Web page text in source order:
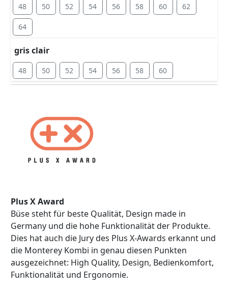
48 50 52 54 56 58 60 62
64
gris clair
48 50 52 54 56 58 60
Plus X Award
Büse steht für beste Qualität, Design made in
Germany und die hohe Funktionalität der Produkte.
Dies hat auch die Jury des Plus X-Awards erkannt und
die Monterey Kombi in genau diesen Punkten
ausgezeichnet: High Quality, Design, Bedienkomfort,
Funktionalität und Ergonomie.